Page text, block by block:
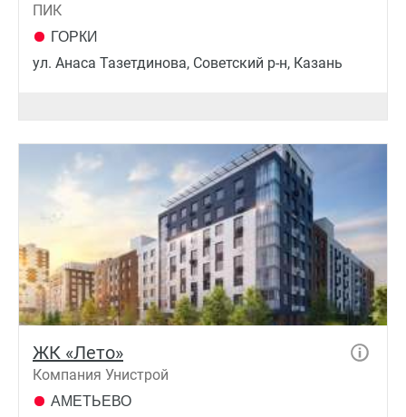
ПИК
ГОРКИ
ул. Анаса Тазетдинова, Советский р-н, Казань
ЖК «Лето»
Компания Унистрой
АМЕТЬЕВО